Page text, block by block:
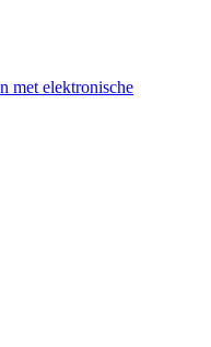
met elektronische